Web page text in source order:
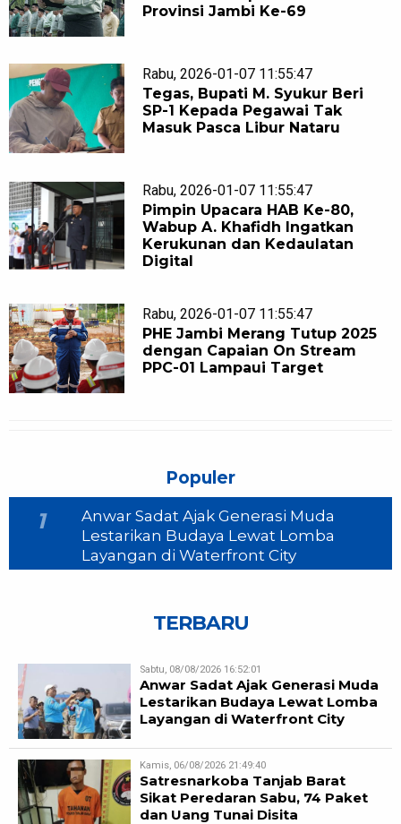
Provinsi Jambi Ke-69
Rabu, 2026-01-07 11:55:47
Tegas, Bupati M. Syukur Beri
SP-1 Kepada Pegawai Tak
Masuk Pasca Libur Nataru
Rabu, 2026-01-07 11:55:47
Pimpin Upacara HAB Ke-80,
Wabup A. Khafidh Ingatkan
Kerukunan dan Kedaulatan
Digital
Rabu, 2026-01-07 11:55:47
PHE Jambi Merang Tutup 2025
dengan Capaian On Stream
PPC-01 Lampaui Target
Populer
1
Anwar Sadat Ajak Generasi Muda
Lestarikan Budaya Lewat Lomba
Layangan di Waterfront City
TERBARU
Sabtu, 08/08/2026 16:52:01
Anwar Sadat Ajak Generasi Muda
Lestarikan Budaya Lewat Lomba
Layangan di Waterfront City
Kamis, 06/08/2026 21:49:40
Satresnarkoba Tanjab Barat
Sikat Peredaran Sabu, 74 Paket
dan Uang Tunai Disita